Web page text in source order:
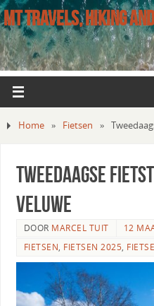
MT TRAVELS, HIKING
Home » Fietsen »
Tweedaagse
Veluwe
DOOR MARCEL TUIT
12
FIETSEN, FIETSEN 2025,